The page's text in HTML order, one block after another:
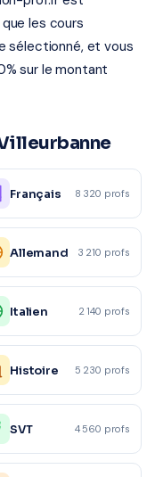
les cours
sélectionné, et vous
sur le montant
Français 8 320 profs
Allemand 3 210 profs
Italien 2 140 profs
Histoire 5 230 profs
SVT 4 560 profs